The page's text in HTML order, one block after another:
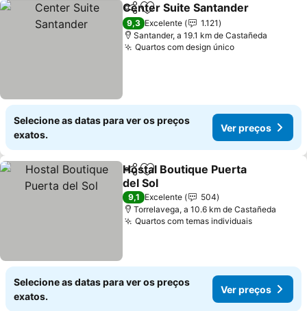
PartilharAdicionar aos favoritos
Center Suite Santander
9,3 Excelente
1.121
Santander, a 19.1 km de Castañeda
Quartos com design únicoVer preços
Selecione as datas para ver os preços
exatos.
Ver preços
PartilharAdicionar aos favoritos
Hostal Boutique Puerta
del Sol
Ver preços
9,1 Excelente
504
Torrelavega, a 10.6 km de Castañeda
Quartos com temas individuaisVer
Selecione as datas para ver os preços
exatos.
Ver preços